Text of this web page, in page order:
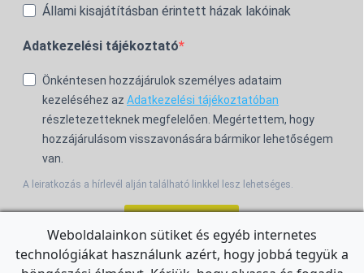
Állami kisajátításban érintett házak lakóinak
Adatkezelési tájékoztató
Önkéntesen hozzájárulok személyes adataim
kezeléséhez az Adatkezelési tájékoztatóban
részletezetteknek megfelelően. Megértettem, hogy
hozzájárulásom visszavonására bármikor lehetőségem
van.
A leiratkozás a hírlevél alján található linkkel lesz lehetséges.
For the English Newsletter, clickHERE.
Weboldalainkon sütiket és egyéb internetes
technológiákat használunk azért, hogy jobbá tegyük a